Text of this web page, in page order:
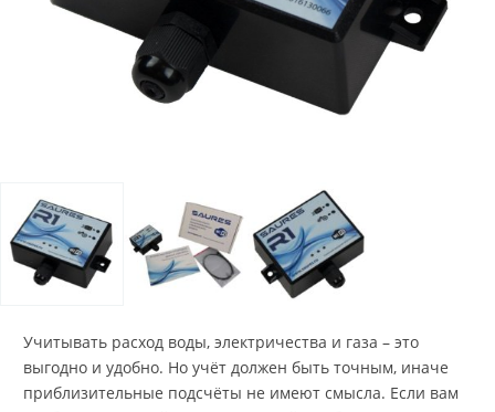
Учитывать расход воды, электричества и газа – это
выгодно и удобно. Но учёт должен быть точным, иначе
приблизительные подсчёты не имеют смысла. Если вам